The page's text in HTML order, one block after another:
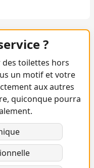
?
toilettes hors
un motif et votre
aux autres
quiconque pourra